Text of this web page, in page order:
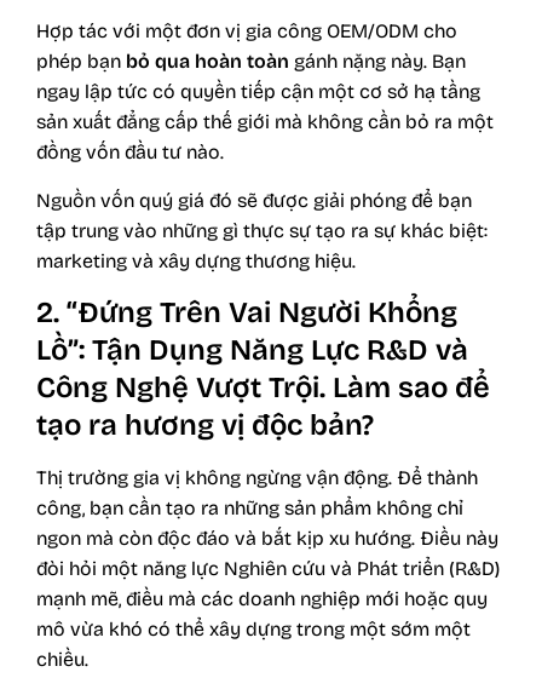
Hợp tác với một đơn vị gia công OEM/ODM cho
phép bạn bỏ qua hoàn toàn gánh nặng này. Bạn
ngay lập tức có quyền tiếp cận một cơ sở hạ tầng
sản xuất đẳng cấp thế giới mà không cần bỏ ra một
đồng vốn đầu tư nào.
Nguồn vốn quý giá đó sẽ được giải phóng để bạn
tập trung vào những gì thực sự tạo ra sự khác biệt:
marketing và xây dựng thương hiệu.
2. “Đứng Trên Vai Người Khổng
Lồ”: Tận Dụng Năng Lực R&D và
Công Nghệ Vượt Trội. Làm sao để
tạo ra hương vị độc bản?
Thị trường gia vị không ngừng vận động. Để thành
công, bạn cần tạo ra những sản phẩm không chỉ
ngon mà còn độc đáo và bắt kịp xu hướng. Điều này
đòi hỏi một năng lực Nghiên cứu và Phát triển (R&D)
mạnh mẽ, điều mà các doanh nghiệp mới hoặc quy
mô vừa khó có thể xây dựng trong một sớm một
chiều.